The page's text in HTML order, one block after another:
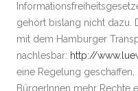
gehört bislang nicht dazu.
mit dem Hamburger
nachlesbar: http://
eine Regelung
BürgerInnen mehr Rechte